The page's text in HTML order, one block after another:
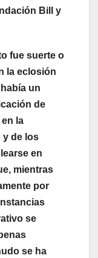
Bill y
fue suerte o
la eclosión
un
de
la
y de los
en
mientras
por
se
se ha